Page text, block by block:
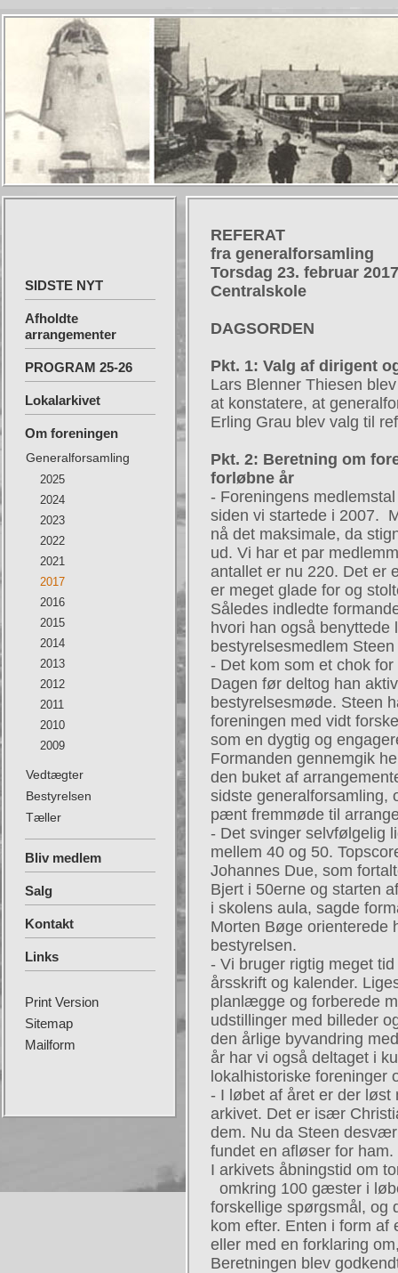
SIDSTE NYT
Afholdte
arrangementer
PROGRAM 25-26
Lokalarkivet
Om foreningen
Generalforsamling
2025
2024
2023
2022
2021
2017
2016
2015
2014
2013
2012
2011
2010
2009
Vedtægter
Bestyrelsen
Tæller
Bliv medlem
Salg
Kontakt
Links
Print Version
Sitemap
Mailform
REFERAT
fra generalforsamling
Torsdag 23. februar
Centralskole
DAGSORDEN
Pkt. 1: Valg af dirigent
Lars Blenner Thiesen
at konstatere, at
Erling Grau blev valg til
Pkt. 2: Beretning om
forløbne år
- Foreningens
siden vi startede i 2007.
nå det maksimale, da
ud. Vi har et par
antallet er nu 220. Det er
er meget glade for og
Således indledte
hvori han også benyttede
bestyrelsesmedlem
- Det kom som et chok
Dagen før deltog han
bestyrelsesmøde. Steen
foreningen med vidt
som en dygtig og
Formanden gennemgik
den buket af
sidste generalforsamling,
pænt fremmøde til
- Det svinger selvfølgelig
mellem 40 og 50.
Johannes Due, som
Bjert i 50erne og starten
i skolens aula, sagde
Morten Bøge orienterede
bestyrelsen.
- Vi bruger rigtig meget
årsskrift og kalender.
planlægge og forberede
udstillinger med billeder
den årlige byvandring
år har vi også deltaget i
lokalhistoriske foreninger
- I løbet af året er der løst
arkivet. Det er især
dem. Nu da Steen
fundet en afløser for ham.
I arkivets åbningstid om
omkring 100 gæster i
forskellige spørgsmål, og
kom efter. Enten i form
eller med en forklaring
Beretningen blev